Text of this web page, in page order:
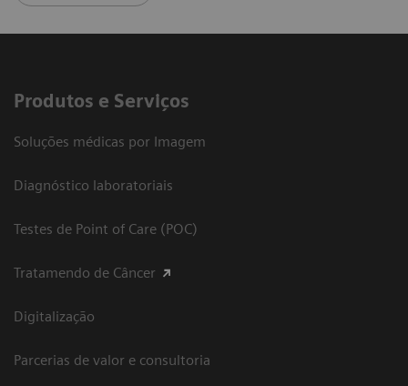
Produtos e Serviços
Soluções médicas por Imagem
Diagnóstico laboratoriais
Testes de Point of Care (POC)
Tratamendo de Câncer
Digitalização
Parcerias de valor e consultoria